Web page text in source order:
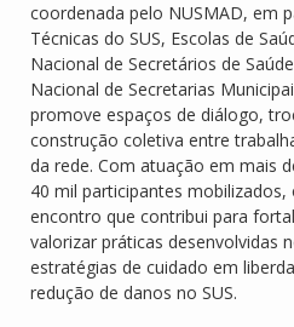
coordenada pelo NUSMAD, em
Técnicas do SUS, Escolas de
Nacional de Secretários de
Nacional de Secretarias
promove espaços de diálogo,
construção coletiva entre
da rede. Com atuação em mais
40 mil participantes
encontro que contribui para
valorizar práticas desenvolvidas
estratégias de cuidado em
redução de danos no SUS.